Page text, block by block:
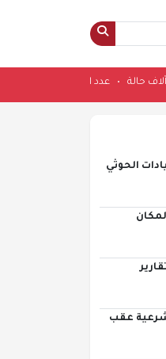
حالة •
الحوثي
عقب